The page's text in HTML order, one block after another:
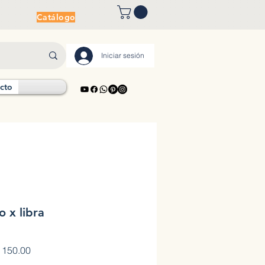
Catálogo
Iniciar sesión
x libra
Precio de oferta